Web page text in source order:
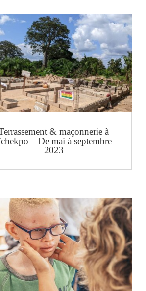
& maçonnerie à
– De mai à septembre
2023